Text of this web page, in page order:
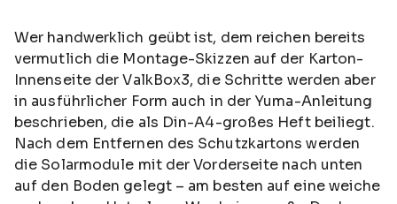
Wer handwerklich geübt ist, dem reichen bereits
vermutlich die Montage-Skizzen auf der Karton-
Innenseite der ValkBox3, die Schritte werden aber
in ausführlicher Form auch in der Yuma-Anleitung
beschrieben, die als Din-A4-großes Heft beiliegt.
Nach dem Entfernen des Schutzkartons werden
die Solarmodule mit der Vorderseite nach unten
auf den Boden gelegt – am besten auf eine weiche